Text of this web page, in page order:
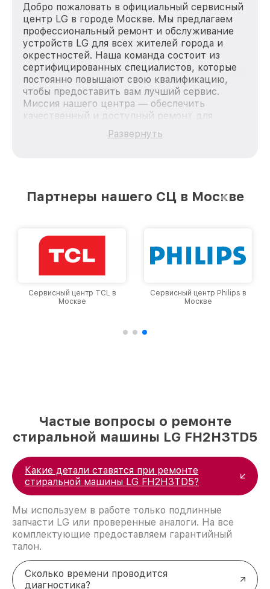
Добро пожаловать в официальный сервисный
центр LG в городе Москве. Мы предлагаем
профессиональный ремонт и обслуживание
устройств LG для всех жителей города и
окрестностей. Наша команда состоит из
сертифицированных специалистов, которые
постоянно повышают свою квалификацию,
чтобы предоставить вам лучший сервис.
Миссия нашего центра — обеспечить
качественный и доступный ремонт для
каждого пользователя продукции LG, вне
зависимости от сложности поломки. Мы
Москве, постоянно повышая уровень доверия
Развернуть
Партнеры нашего СЦ в Москве
Сервисный центр TCL в
Москве
Сервисный центр Philips в
Москве
Частые вопросы о ремонте
стиральной машины LG FH2H3TD5
Какие детали ставятся при ремонте
стиральной машины LG FH2H3TD5?
Мы используем в работе только подлинные
запчасти LG или проверенные аналоги. На все
комплектующие предоставляем гарантийный
талон.
Сколько времени проводится
диагностика?